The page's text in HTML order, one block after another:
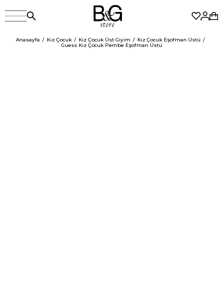
Anasayfa Kız Çocuk Kız Çocuk Üst Giyim
Kız Çocuk Eşofman Üstü
Guess Kız Çocuk Pembe Eşofman Üstü